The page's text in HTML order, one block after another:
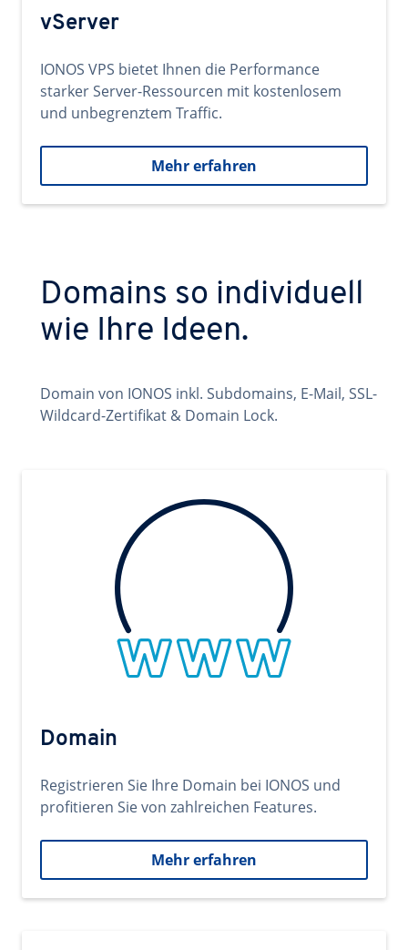
vServer
IONOS VPS bietet Ihnen die Performance
starker Server-Ressourcen mit kostenlosem
und unbegrenztem Traffic.
Mehr erfahren
Domains so individuell
wie Ihre Ideen.
Domain von IONOS inkl. Subdomains, E-Mail, SSL-
Wildcard-Zertifikat & Domain Lock.
Domain
Registrieren Sie Ihre Domain bei IONOS und
profitieren Sie von zahlreichen Features.
Mehr erfahren